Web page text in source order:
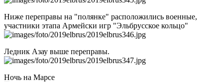
Ниже переправы на "полянке" расположились военные,
участники этапа Армейски игр "Эльбрусское кольцо"
Ледник Азау выше переправы.
Ночь на Марсе